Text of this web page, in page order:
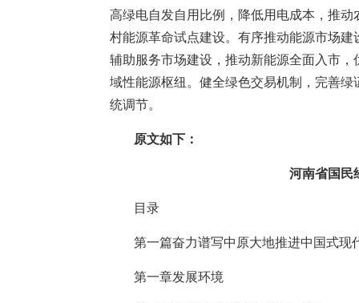
高绿电自发自用比例，降低用电成本，推
村能源革命试点建设。有序推动能源市场
辅助服务市场建设，推动新能源全面入市
域性能源枢纽。健全绿色交易机制，完善
统调节。
原文如下：
河南省国民
目录
第一篇奋力谱写中原大地推进中国式现
第一章发展环境